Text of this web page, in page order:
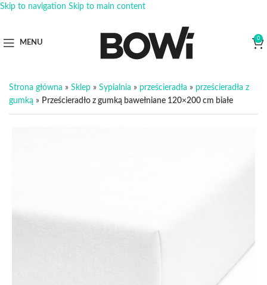
Skip to navigation Skip to main content
MENU
0
Strona główna » Sklep » Sypialnia » prześcieradła » prześcieradła z
gumką » Prześcieradło z gumką bawełniane 120×200 cm białe